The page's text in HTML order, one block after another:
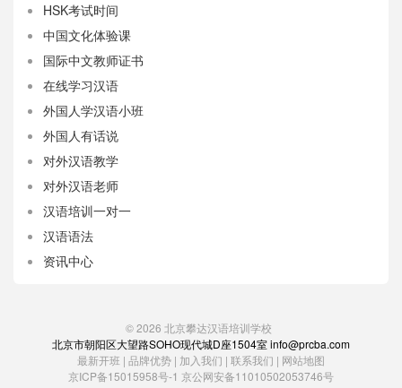
HSK考试时间
中国文化体验课
国际中文教师证书
在线学习汉语
外国人学汉语小班
外国人有话说
对外汉语教学
对外汉语老师
汉语培训一对一
汉语语法
资讯中心
© 2026 北京攀达汉语培训学校
北京市朝阳区大望路SOHO现代城D座1504室 info@prcba.com
最新开班 | 品牌优势 | 加入我们 | 联系我们 | 网站地图
京ICP备15015958号-1 京公网安备11010502053746号